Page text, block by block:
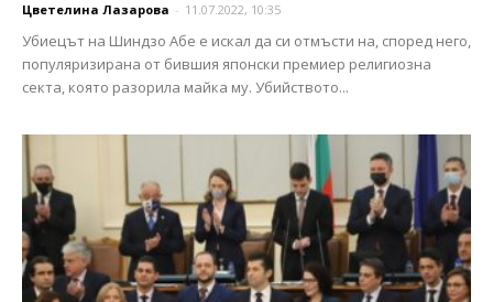
Цветелина Лазарова - 11.07.2022, 10:35
Убиецът на Шиндзо Абе е искал да си отмъсти на, според него,
популяризирана от бившия японски премиер религиозна
секта, която разорила майка му. Убийството...